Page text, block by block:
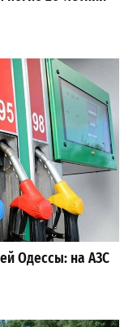
Одессы: на АЗС